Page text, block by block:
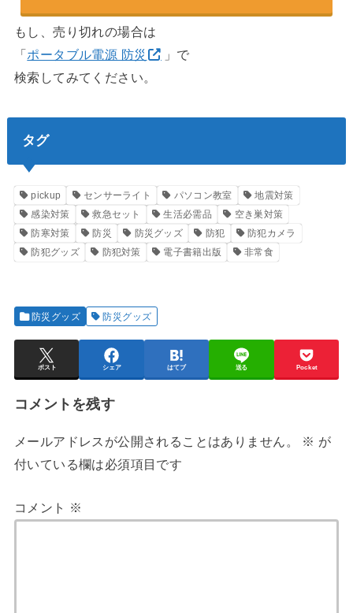
もし、売り切れの場合は
「ポータブル電源 防災
」で
検索してみてください。
タグ
pickup センサーライト パソコン教室
地震対策
感染対策
救急セット 生活必需品
空き巣対策
防寒対策
防災 防災グッズ 防犯
防犯カメラ
防犯グッズ
防犯対策 電子書籍出版 非常食
防災グッズ 防災グッズ
ポスト シェア はてブ 送る Pocket
コメントを残す
メールアドレスが公開されることはありません。 ※ が
付いている欄は必須項目です
コメント ※